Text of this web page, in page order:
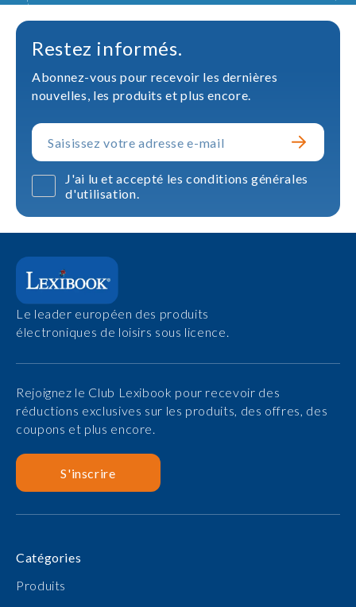
Restez informés.
Abonnez-vous pour recevoir les dernières
nouvelles, les produits et plus encore.
J'ai lu et accepté les conditions générales
d'utilisation.
Le leader européen des produits
électroniques de loisirs sous licence.
Rejoignez le Club Lexibook pour recevoir des
réductions exclusives sur les produits, des offres, des
coupons et plus encore.
S'inscrire
Catégories
Produits